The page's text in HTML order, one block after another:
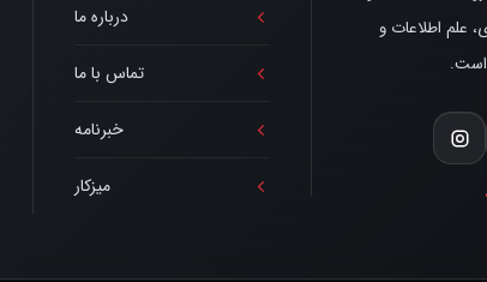
علم اطلاعات و
درباره ما
تماس با ما
خبرنامه
میزکار